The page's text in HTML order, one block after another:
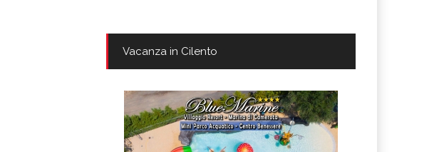
Vacanza in Cilento